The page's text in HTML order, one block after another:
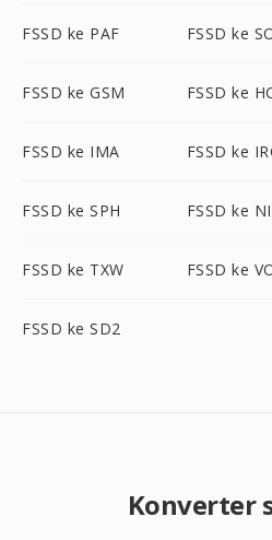
FSSD ke PAF FSSD ke
FSSD ke GSM FSSD ke
FSSD ke IMA FSSD ke
FSSD ke SPH FSSD ke
FSSD ke TXW FSSD ke
FSSD ke SD2
Konverter